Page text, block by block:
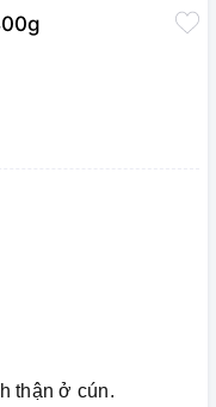
thận ở cún.